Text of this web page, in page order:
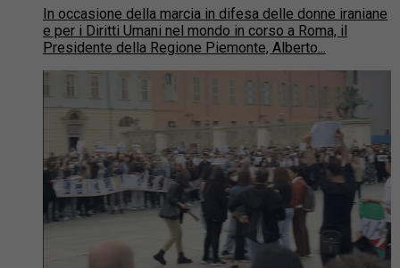
In occasione della marcia in difesa delle donne iraniane
e per i Diritti Umani nel mondo in corso a Roma, il
Presidente della Regione Piemonte, Alberto...